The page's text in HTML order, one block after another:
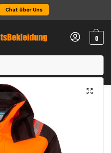
Chat über Uns
0